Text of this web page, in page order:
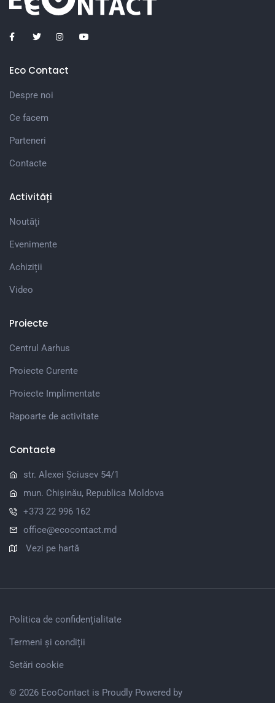
Eco Contact
Despre noi
Ce facem
Parteneri
Contacte
Activități
Noutăți
Evenimente
Achiziții
Video
Proiecte
Centrul Aarhus
Proiecte Curente
Proiecte Implimentate
Rapoarte de activitate
Contacte
str. Alexei Șciusev 54/1
mun. Chișinău, Republica Moldova
+373 22 996 162
office@ecocontact.md
Vezi pe hartă
Politica de confidențialitate
Termeni și condiții
Setări cookie
© 2026 EcoContact is Proudly Powered by